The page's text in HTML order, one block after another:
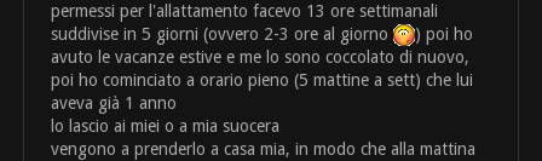
permessi per l'allattamento facevo 13 ore settimanali
suddivise in 5 giorni (ovvero 2-3 ore al giorno
) poi ho
avuto le vacanze estive e me lo sono coccolato di nuovo,
poi ho cominciato a orario pieno (5 mattine a sett) che lui
aveva già 1 anno
lo lascio ai miei o a mia suocera
vengono a prenderlo a casa mia, in modo che alla mattina